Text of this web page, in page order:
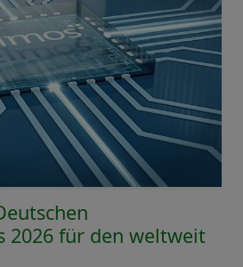
2026 für den weltweit